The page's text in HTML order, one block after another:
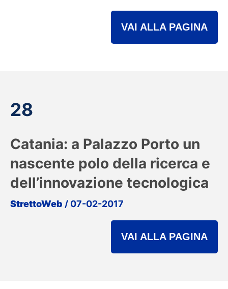
VAI ALLA PAGINA
28
Catania: a Palazzo Porto un
nascente polo della ricerca e
dell’innovazione tecnologica
StrettoWeb / 07-02-2017
VAI ALLA PAGINA